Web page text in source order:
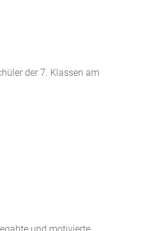
der 7. Klassen am